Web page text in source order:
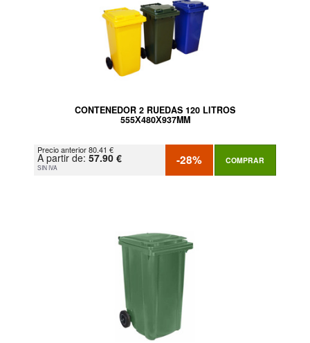
CONTENEDOR 2 RUEDAS 120 LITROS
555Х480Х937MM
Precio anterior 80.41 €
A partir de: 57.90 €
SIN IVA -28% COMPRAR